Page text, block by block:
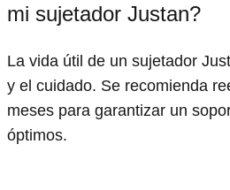
mi sujetador Justan?
La vida útil de un sujetador
y el cuidado. Se recomienda
meses para garantizar un
óptimos.